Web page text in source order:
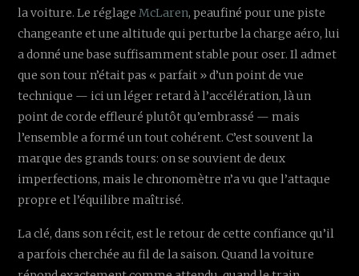
la voiture. Le réglageMcLaren, peaufiné pour une piste
changeante et une altitude qui perturbe la charge aéro, lui
a donné une base suffisamment stable pour oser. Il admet
que son tour n’était pas « parfait » d’un point de vue
technique — ici un léger retard à l’accélération, là un
point de corde effleuré plutôt qu’embrassé — mais
l’ensemble a formé un tout cohérent. C’est souvent la
marque des grands tours: on se souvient de deux
imperfections, mais le chronomètre n’a vu que l’attaque
propre et l’équilibre maîtrisé.
La clé, dans son récit, est le retour de cette confiance qu’il
a parfois cherchée au fil de la saison. Quand la voiture